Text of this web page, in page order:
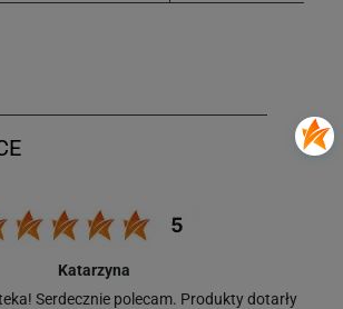
Katarzyna
Serdecznie polecam. Produkty dotarły